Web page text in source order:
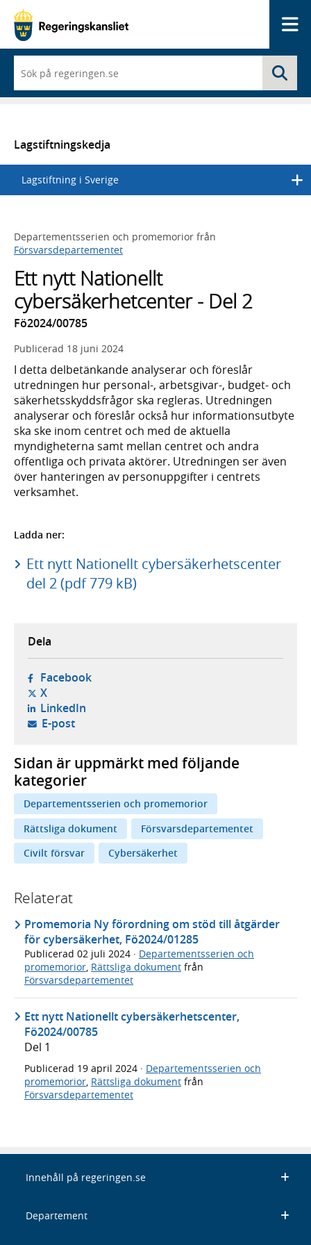
du
börjar
skriva
en
lista
med
sökförslag
Lagstiftningskedja
Lagstiftning i Sverige
Departementsserien och promemorior från
Försvarsdepartementet
Ett nytt Nationellt
cybersäkerhetcenter - Del 2
Fö2024/00785
Publicerad 18 juni 2024
I detta delbetänkande analyserar och föreslår
utredningen hur personal-, arbetsgivar-, budget- och
säkerhetsskyddsfrågor ska regleras. Utredningen
analyserar och föreslår också hur informationsutbyte
ska ske inom centret och med de aktuella
myndigheterna samt mellan centret och andra
offentliga och privata aktörer. Utredningen ser även
över hanteringen av personuppgifter i centrets
verksamhet.
Ladda ner:
Ett nytt Nationellt cybersäkerhetscenter
del 2 (pdf 779 kB)
Dela
Facebook- öppnas i ny flik, extern webbplats,
X- öppnas i ny flik, extern webbplats,
LinkedIn- öppnas i ny flik, extern webbplats,
E-post- öppnar din e-postklient,
Sidan är uppmärkt med följande
kategorier
Departementsserien och promemorior
Rättsliga dokument
Försvarsdepartementet
Civilt försvar
Cybersäkerhet
Relaterat
Promemoria Ny förordning om stöd till åtgärder
för cybersäkerhet, Fö2024/01285
Publicerad 02 juli 2024 · Departementsserien och
promemorior, Rättsliga dokument från
Försvarsdepartementet
Ett nytt Nationellt cybersäkerhetscenter,
Fö2024/00785
Del 1
Publicerad 19 april 2024 · Departementsserien och
promemorior, Rättsliga dokument från
Försvarsdepartementet
Innehåll på regeringen.se
Departement